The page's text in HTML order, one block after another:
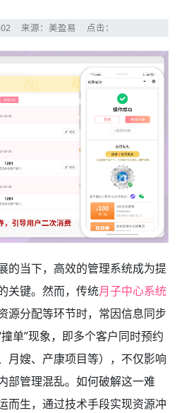
02 来源：美盈易 点击：
的当下，高效的管理系统成为提
关键。然而，传统月子中心系统
源分配等环节时，常因信息同步
单”现象，即多个客户同时预约
月嫂、产康项目等），不仅影响
部管理混乱。如何破解这一难
而生，通过技术手段实现资源冲